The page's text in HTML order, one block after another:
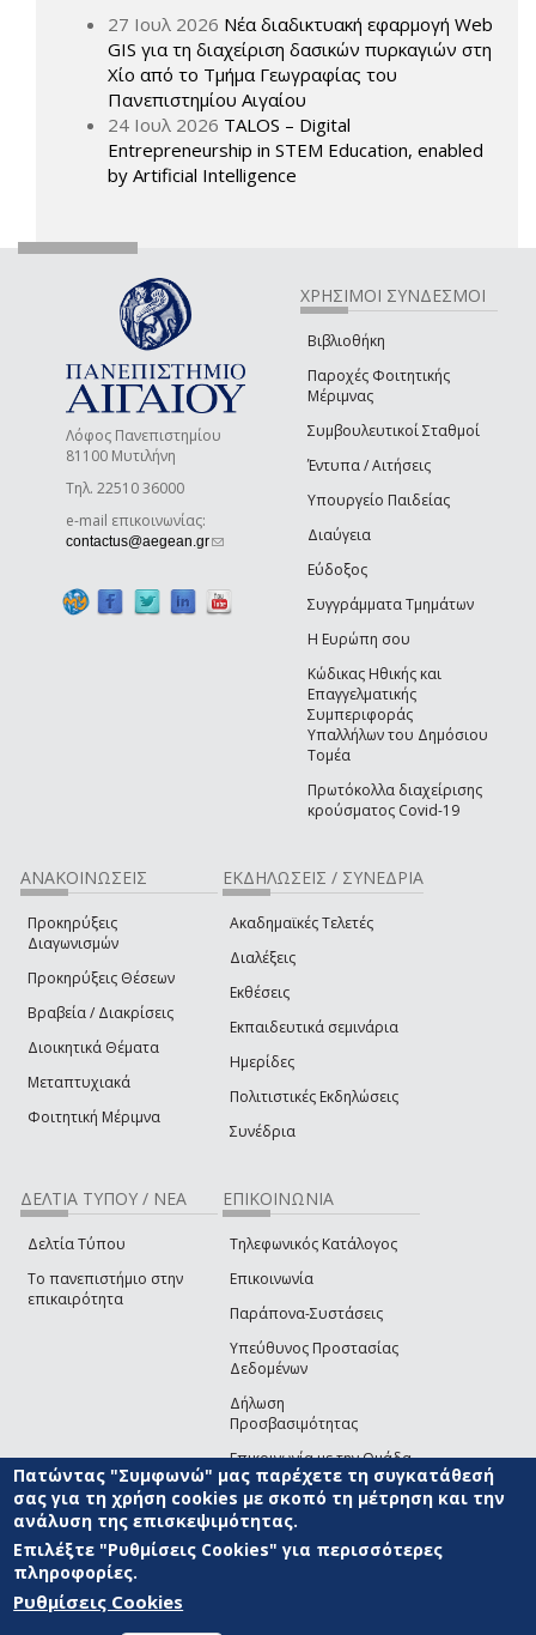
27 Ιουλ 2026 Νέα διαδικτυακή εφαρμογή Web
GIS για τη διαχείριση δασικών πυρκαγιών στη
Χίο από το Τμήμα Γεωγραφίας του
Πανεπιστημίου Αιγαίου
24 Ιουλ 2026 TALOS – Digital
Entrepreneurship in STEM Education, enabled
by Artificial Intelligence
Λόφος Πανεπιστημίου
81100 Μυτιλήνη
Τηλ. 22510 36000
e-mail επικοινωνίας:
contactus@aegean.gr(link sends e-mail)
ΧΡΗΣΙΜΟΙ ΣΥΝΔΕΣΜΟΙ
Βιβλιοθήκη
Παροχές Φοιτητικής
Μέριμνας
Συμβουλευτικοί Σταθμοί
Έντυπα / Αιτήσεις
Υπουργείο Παιδείας
Διαύγεια
Εύδοξος
Συγγράμματα Τμημάτων
Η Ευρώπη σου
Κώδικας Ηθικής και
Επαγγελματικής
Συμπεριφοράς
Υπαλλήλων του Δημόσιου
Τομέα
Πρωτόκολλα διαχείρισης
κρούσματος Covid-19
ΑΝΑΚΟΙΝΩΣΕΙΣ
Προκηρύξεις
Διαγωνισμών
Προκηρύξεις Θέσεων
Βραβεία / Διακρίσεις
Διοικητικά Θέματα
Μεταπτυχιακά
Φοιτητική Μέριμνα
ΕΚΔΗΛΩΣΕΙΣ / ΣΥΝΕΔΡΙΑ
Ακαδημαϊκές Τελετές
Διαλέξεις
Εκθέσεις
Εκπαιδευτικά σεμινάρια
Ημερίδες
Πολιτιστικές Εκδηλώσεις
Συνέδρια
ΔΕΛΤΙΑ ΤΥΠΟΥ / ΝΕΑ
Δελτία Τύπου
Το πανεπιστήμιο στην
επικαιρότητα
ΕΠΙΚΟΙΝΩΝΙΑ
Τηλεφωνικός Κατάλογος
Επικοινωνία
Παράπονα-Συστάσεις
Υπεύθυνος Προστασίας
Δεδομένων
Δήλωση
Προσβασιμότητας
Επικοινωνία με την Ομάδα
Ανάπτυξης του site(link sends e-mail)
© ΠΑΝΕΠΙΣΤΗΜΙΟ ΑΙΓΑΙΟΥ ΟΡΟΙ ΧΡΗΣΗΣ
ΑΝΑΠΤΥΞΗΣ
Πατώντας "Συμφωνώ" μας παρέχετε τη συγκατάθεσή
σας για τη χρήση cookies με σκοπό τη μέτρηση και την
ανάλυση της επισκεψιμότητας.
Επιλέξτε "Ρυθμίσεις Cookies" για περισσότερες
πληροφορίες.
Ρυθμίσεις Cookies